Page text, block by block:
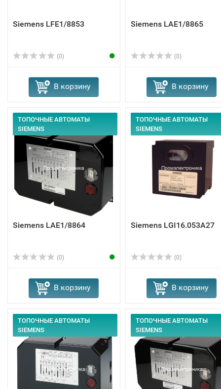
Siemens LFE1/8853
(0)
В корзину
Siemens LAE1/8865
(0)
В корзину
ТОПОЧНЫЕ АВТОМАТЫ
SIEMENS
Siemens LAE1/8864
(0)
В корзину
ТОПОЧНЫЕ АВТОМАТЫ
SIEMENS
Siemens LGI16.053A27
(0)
В корзину
ТОПОЧНЫЕ АВТОМАТЫ
SIEMENS
ТОПОЧНЫЕ АВТОМАТЫ
SIEMENS